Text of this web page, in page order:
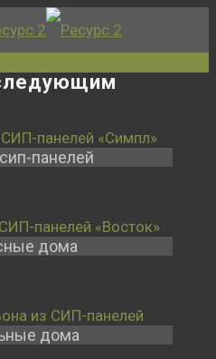
панелей
дома
дома